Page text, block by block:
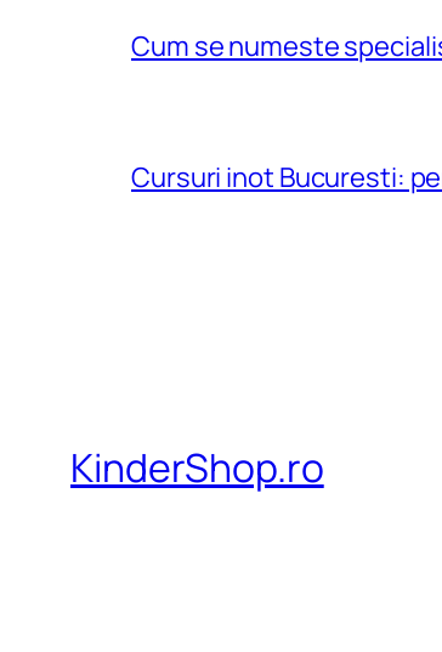
Cum se numeste
Cursuri inot Bucuresti:
KinderShop.ro